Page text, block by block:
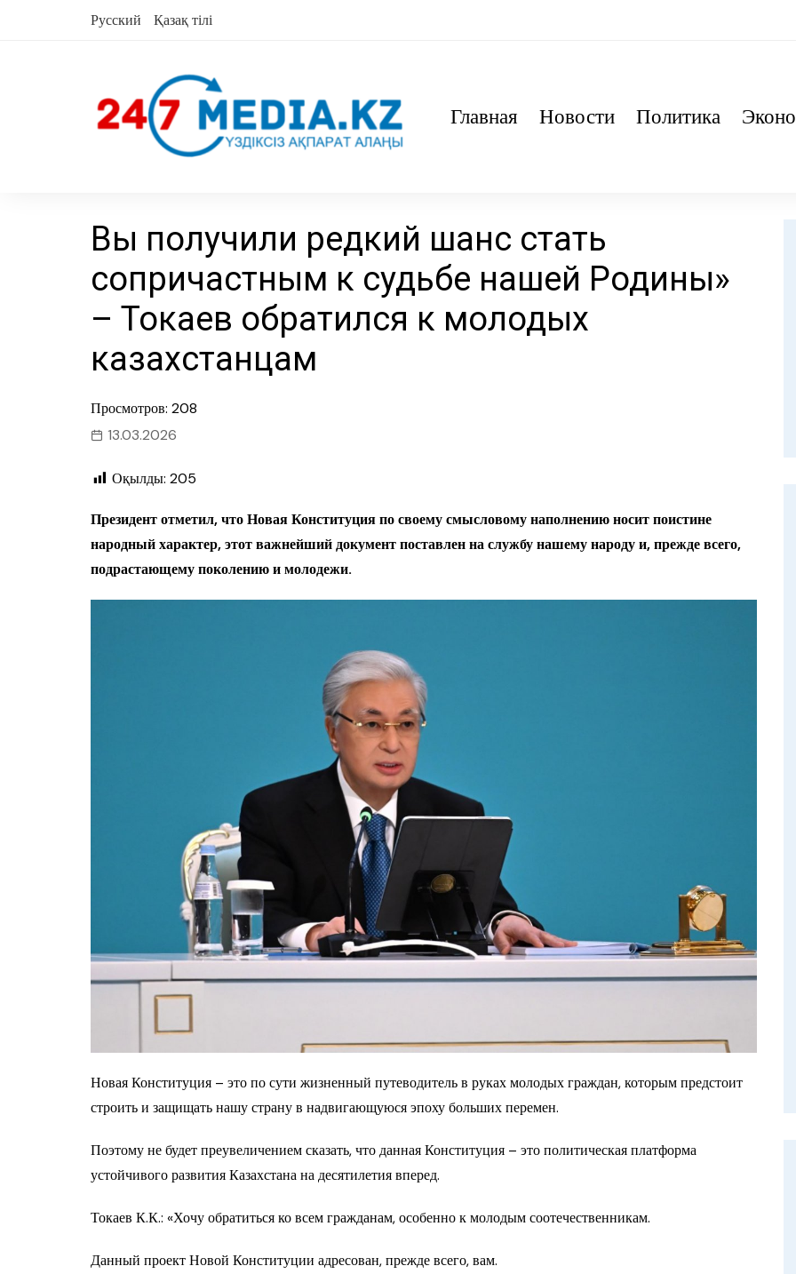
Русский Қазақ тілі
Главная Новости Политика
Вы получили редкий шанс стать
сопричастным к судьбе нашей Родины»
– Токаев обратился к молодых
казахстанцам
Просмотров: 208
13.03.2026
Оқылды: 205
Президент отметил, что Новая Конституция по своему смысловому наполнению носит поистине
народный характер, этот важнейший документ поставлен на службу нашему народу и, прежде всего,
подрастающему поколению и молодежи.
Новая Конституция – это по сути жизненный путеводитель в руках молодых граждан, которым предстоит
строить и защищать нашу страну в надвигающуюся эпоху больших перемен.
Поэтому не будет преувеличением сказать, что данная Конституция – это политическая платформа
устойчивого развития Казахстана на десятилетия вперед.
Токаев К.К.: «Хочу обратиться ко всем гражданам, особенно к молодым соотечественникам.
Данный проект Новой Конституции адресован, прежде всего, вам.